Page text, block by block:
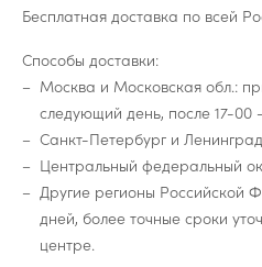
Бесплатная доставка по всей
Способы доставки:
Москва и Московская обл.:
следующий день, после 17-00
Санкт-Петербург и
Центральный федеральный
Другие регионы Российской
дней, более точные сроки
центре.